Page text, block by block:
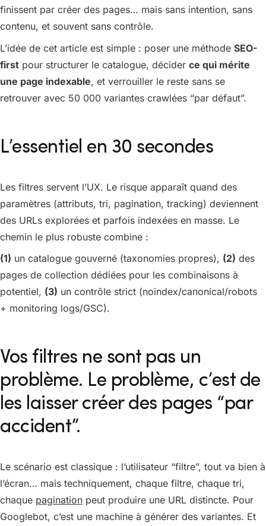
finissent par créer des pages… mais sans intention, sans
contenu, et souvent sans contrôle.
L’idée de cet article est simple : poser une méthode SEO-
first pour structurer le catalogue, décider ce qui mérite
une page indexable, et verrouiller le reste sans se
retrouver avec 50 000 variantes crawlées “par défaut”.
L’essentiel en 30 secondes
Les filtres servent l’UX. Le risque apparaît quand des
paramètres (attributs, tri, pagination, tracking) deviennent
des URLs explorées et parfois indexées en masse. Le
chemin le plus robuste combine :
(1) un catalogue gouverné (taxonomies propres), (2) des
pages de collection dédiées pour les combinaisons à
potentiel, (3) un contrôle strict (noindex/canonical/robots
+ monitoring logs/GSC).
Vos filtres ne sont pas un
problème. Le problème, c’est de
les laisser créer des pages “par
accident”.
Le scénario est classique : l’utilisateur “filtre”, tout va bien à
l’écran… mais techniquement, chaque filtre, chaque tri,
chaque pagination peut produire une URL distincte. Pour
Googlebot, c’est une machine à générer des variantes. Et